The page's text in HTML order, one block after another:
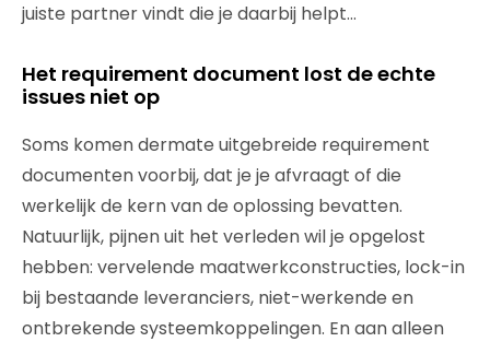
juiste partner vindt die je daarbij helpt…
Het requirement document lost de echte
issues niet op
Soms komen dermate uitgebreide requirement
documenten voorbij, dat je je afvraagt of die
werkelijk de kern van de oplossing bevatten.
Natuurlijk, pijnen uit het verleden wil je opgelost
hebben: vervelende maatwerkconstructies, lock-in
bij bestaande leveranciers, niet-werkende en
ontbrekende systeemkoppelingen. En aan alleen